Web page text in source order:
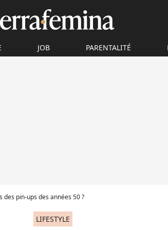
JOB PARENTALITÉ
des pin-ups des années 50 ?
LIFESTYLE